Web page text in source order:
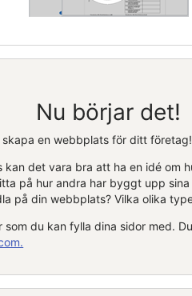
Nu börjar det!
en webbplats för ditt företag!
det vara bra att ha en idé om
på hur andra har byggt upp
på din webbplats? Vilka olika
du kan fylla dina sidor med.